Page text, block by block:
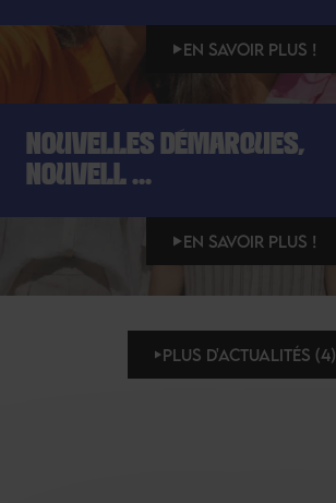
EN SAVOIR PLUS !
NOUVELLES DÉMARQUES,
NOUVELL ...
EN SAVOIR PLUS !
PLUS D'ACTUALITÉS (4)